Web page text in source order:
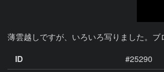
薄雲越しですが、いろいろ写りました。ブ
ID
#25290